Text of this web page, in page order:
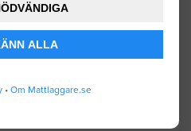
ALLA
• Om Mattlaggare.se
matta på golv och
5 kvadrat. Samt lite